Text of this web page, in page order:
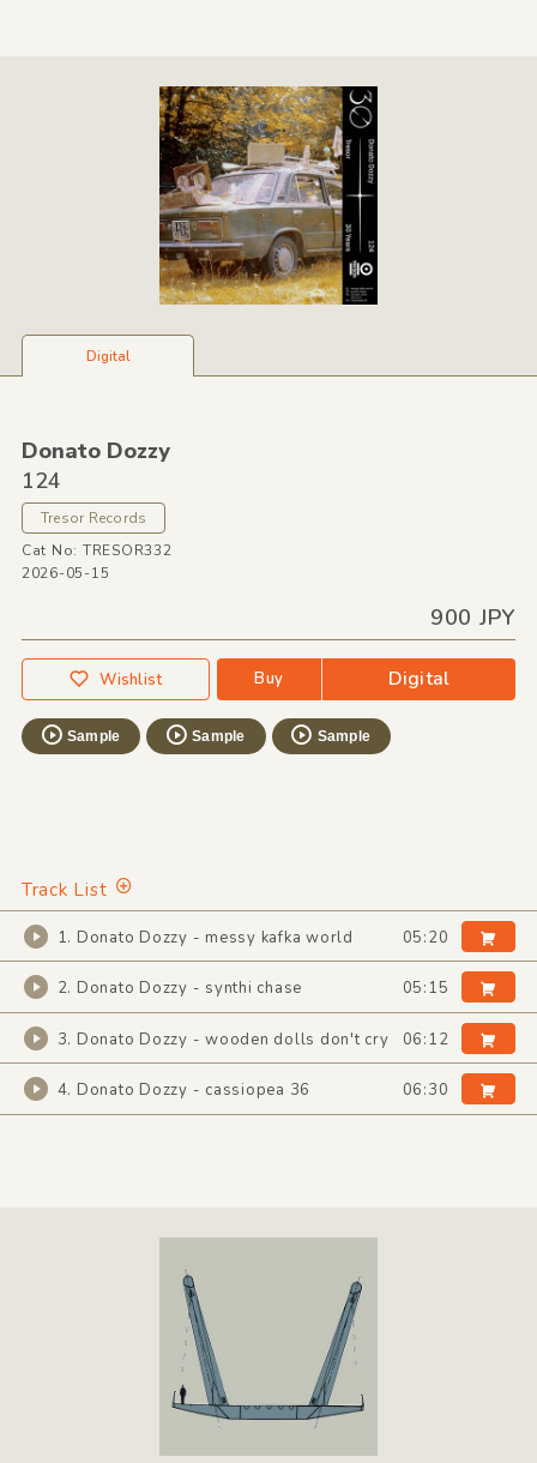
Digital
Donato Dozzy
124
Tresor Records
Cat No: TRESOR332
2026-05-15
900 JPY
Wishlist Buy Digital
Sample Sample Sample
Track List
1. Donato Dozzy - messy kafka world 05:20
2. Donato Dozzy - synthi chase 05:15
3. Donato Dozzy - wooden dolls don't cry 06:12
4. Donato Dozzy - cassiopea 36 06:30